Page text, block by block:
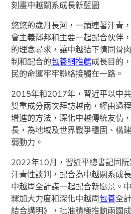
刻畫中越關系成長新藍圖
悠悠的歲月長河，一頭連著汗青
會主義鄰邦和主要一起配合伙伴
的理念尋求，讓中越結下情同骨
制和配合的包養網推薦成長目的
民的命運牢牢聯絡接觸在一路。
2015年和2017年，習近平以中
雙重成分兩次拜訪越南，經由過
增進的方法，深化中越傳統友情
長，為地域及世界戰爭穩固、構
弱動力。
2022年10月，習近平總書記同
汗青性談判，配合為中越關系成
中越周全計謀一起配合新愿景。
驟加大力度和深化中越周包養全
結合講明》，批准積極推動兩國